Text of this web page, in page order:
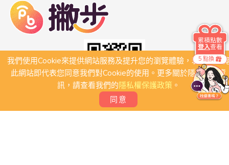
我們使用Cookie來提供網站服務及提升您的瀏覽體驗，若繼續瀏
此網站即代表您同意我們對Cookie的使用。更多關於隱私保護資
訊，請查看我們的隱私權保護政策。
同意
5 點換
累積點數
登入查看